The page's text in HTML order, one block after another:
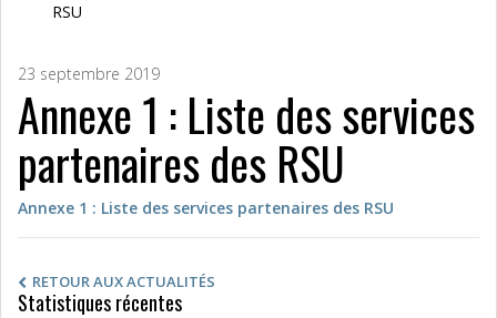
RSU
23 septembre 2019
Annexe 1 : Liste des services
partenaires des RSU
Annexe 1 : Liste des services partenaires des RSU
RETOUR AUX ACTUALITÉS
Statistiques récentes